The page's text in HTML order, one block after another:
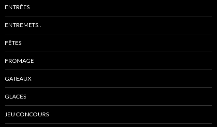
ENTRÉES
ENTREMETS..
FÊTES
FROMAGE
GATEAUX
GLACES
JEU CONCOURS